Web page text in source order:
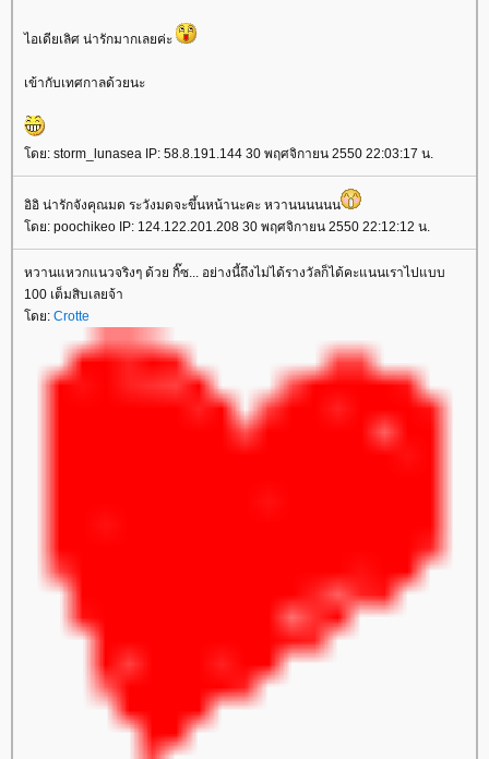
ไอเดียเลิศ น่ารักมากเลยค่ะ
เข้ากับเทศกาลด้วยนะ
ดย: storm_lunasea IP: 58.8.191.144 30 พฤศจิกายน 2550 22:03:17 น.
อิอิ น่ารักจังคุณมด ระวังมดจะขึ้นหน้านะคะ หวานนนนนน
ดย: poochikeo IP: 124.122.201.208 30 พฤศจิกายน 2550 22:12:12 น.
หวานแหวกแนวจริงๆ ด้วย กิ๊ซ... อย่างนี้ถึงไม่ได้รางวัลก็ได้คะแนนเราไปแบบ
100 เต็มสิบเลยจ้า
ดย: Crotte